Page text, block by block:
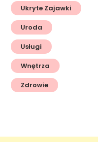
Ukryte Zajawki
Uroda
Usługi
Wnętrza
Zdrowie